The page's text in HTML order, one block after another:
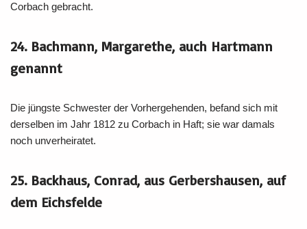
Corbach gebracht.
24. Bachmann, Margarethe, auch Hartmann
genannt
Die jüngste Schwester der Vorhergehenden, befand sich mit
derselben im Jahr 1812 zu Corbach in Haft; sie war damals
noch unverheiratet.
25. Backhaus, Conrad, aus Gerbershausen, auf
dem Eichsfelde